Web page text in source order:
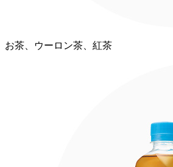
お茶、ウーロン茶、紅茶